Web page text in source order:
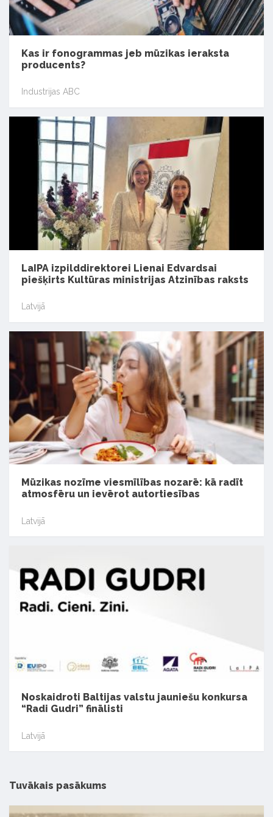
Kas ir fonogrammas jeb mūzikas ieraksta
producents?
Industrijas ABC
LaIPA izpilddirektorei Lienai Edvardsai
piešķirts Kultūras ministrijas Atzinības raksts
Latvijā
Mūzikas nozīme viesmīlības nozarē: kā radīt
atmosfēru un ievērot autortiesības
Latvijā
Noskaidroti Baltijas valstu jauniešu konkursa
“Radi Gudri” finālisti
Latvijā
Tuvākais pasākums